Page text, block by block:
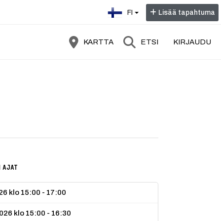
FI Lisää tapahtuma
KARTTA ETSI KIRJAUDU
ja märkä palkinto – nähään Täppärillä!
AJAT
klo 15:00 - 17:00
klo 15:00 - 16:30